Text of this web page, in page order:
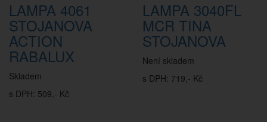
LAMPA 4061
STOJANOVA
ACTION
RABALUX
Skladem
s DPH: 509,- Kč
LAMPA 3040FL
MCR TINA
STOJANOVA
Není skladem
s DPH: 719,- Kč